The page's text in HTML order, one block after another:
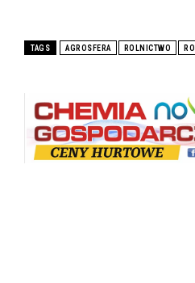
TAGS AGROSFERA ROLNICTWO